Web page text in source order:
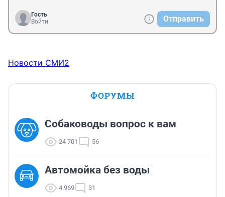
Гость
Войти
Отправить
Новости СМИ2
ФОРУМЫ
Собаководы вопрос к вам
24 701 56
Автомойка без воды
4 969 31